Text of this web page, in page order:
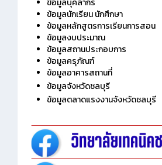
ประวัติวิทยาลัย
ข้อมูลบุคลากร
ข้อมูลนักเรียน นักศึกษา
ข้อมูลหลักสูตรการเรียนการสอน
ข้อมูลงบประมาณ
ข้อมูลสถานประกอบการ
ข้อมูลครุภัณฑ์
ข้อมูลอาคารสถานที่
ข้อมูลจังหวัดชลบุรี